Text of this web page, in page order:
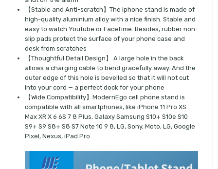
【Stable and Anti-scratch】The iphone stand is made of
high-quality aluminium alloy with a nice finish. Stable and
easy to watch Youtube or FaceTime. Besides, rubber non-
slip pads protect the surface of your phone case and
desk from scratches
【Thoughtful Detail Design】 A large hole in the back
allows a charging cable to bend gracefully away. And the
outer edge of this hole is bevelled so that it will not cut
into your cord — a perfect dock for your phone
【Wide Compatibility】ModernEgo cell phone stand is
compatible with all smartphones, like iPhone 11 Pro XS
Max XR X 6 6S 7 8 Plus, Galaxy Samsung S10+ S10e S10
S9+ S9 S8+ S8 S7 Note 10 9 8, LG, Sony, Moto, LG, Google
Pixel, Nexus, iPad Pro